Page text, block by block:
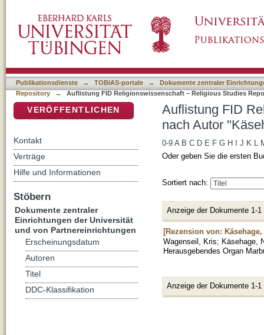
1978-"
Publikationsdienste → TOBIAS-portale →
Dokumente zentraler
Repository
→ Auflistung FID Religionswissenschaft – Religious Studies
Auflistung FID
nach Autor
0-9 A B C D E F G H J K L
Oder geben Sie die ersten
Sortiert nach:
Anzeige der Dokumente 1-1
[Rezension von:
Wagenseil, Kris; Käsehage,
Herausgebendes Organ
Anzeige der Dokumente 1-1
VERÖFFENTLICHEN
Kontakt
Verträge
Hilfe und Informationen
Stöbern
Dokumente zentraler
Einrichtungen der Universität
und von Partnereinrichtungen
Erscheinungsdatum
Autoren
Titel
DDC-Klassifikation